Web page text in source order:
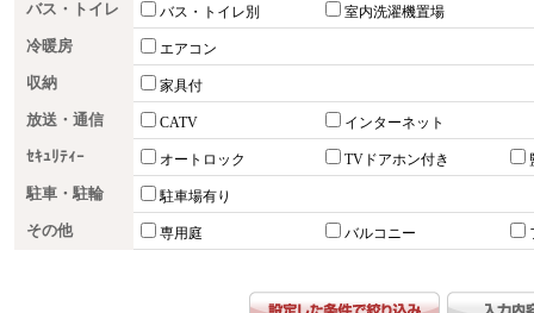
バス・トイレ バス・トイレ別 室内洗濯機置場
冷暖房 エアコン
収納 家具付
放送・通信 CATV インターネット
ｾｷｭﾘﾃｨｰ オートロック TVドアホン付き
駐車・駐輪 駐車場有り
その他 専用庭 バルコニー